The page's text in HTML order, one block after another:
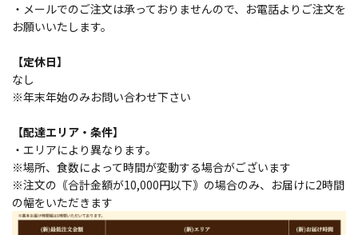
・メールでのご注文は承っておりませんので、お電話よりご注文を
お願いいたします。
【定休日】
なし
※年末年始のみお問い合わせ下さい
【配達エリア・条件】
・エリアにより異なります。
※場所、食数によって時間が変動する場合がございます
※注文の｟合計金額が10,000円以下｠の場合のみ、お届けに2時間
の幅をいただきます